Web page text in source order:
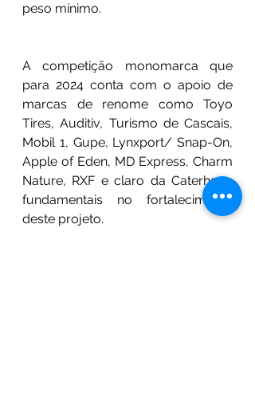
peso mínimo.
A competição monomarca que
para 2024 conta com o apoio de
marcas de renome como Toyo
Tires, Auditiv, Turismo de Cascais,
Mobil 1, Gupe, Lynxport/ Snap-On,
Apple of Eden, MD Express, Charm
Nature, RXF e claro da Caterham,
fundamentais no fortalecimento
deste projeto.